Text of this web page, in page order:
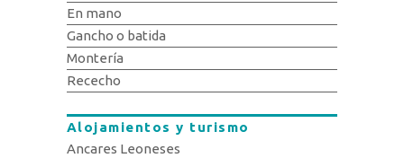
En mano
Gancho o batida
Montería
Rececho
Alojamientos y turismo
Ancares Leoneses